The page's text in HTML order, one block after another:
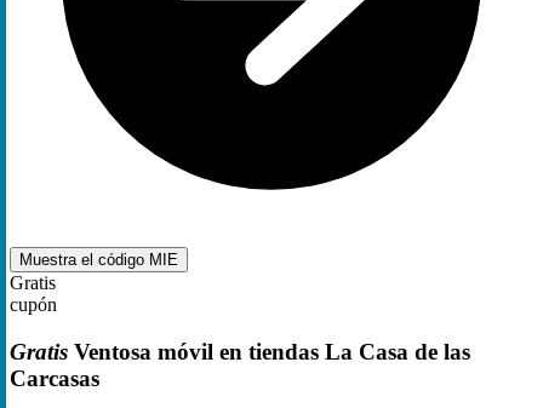
Muestra el código MIE
Gratis
cupón
Gratis Ventosa móvil en tiendas La Casa de las
Carcasas